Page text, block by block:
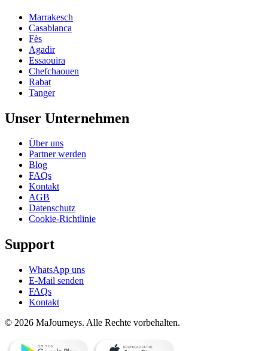
Marrakesch
Casablanca
Fès
Agadir
Essaouira
Chefchaouen
Rabat
Tanger
Unser Unternehmen
Über uns
Partner werden
Blog
FAQs
Kontakt
AGB
Datenschutz
Cookie-Richtlinie
Support
WhatsApp uns
E-Mail senden
FAQs
Kontakt
© 2026 MaJourneys. Alle Rechte vorbehalten.